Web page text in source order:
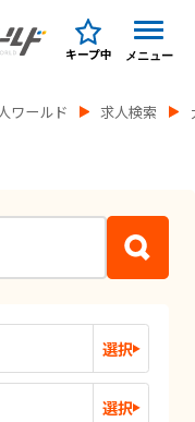
キープ中 メニュー
ワールド 求人検索
選択
選択